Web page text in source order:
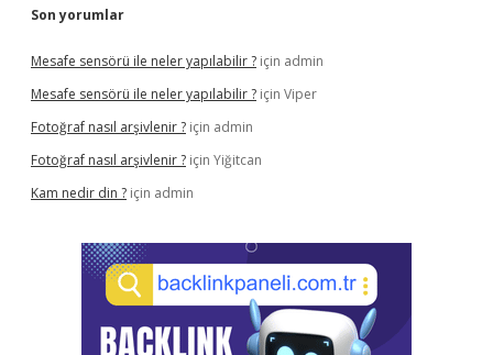
Son yorumlar
Mesafe sensörü ile neler yapılabilir ? için admin
Mesafe sensörü ile neler yapılabilir ? için Viper
Fotoğraf nasıl arşivlenir ? için admin
Fotoğraf nasıl arşivlenir ? için Yiğitcan
Kam nedir din ? için admin